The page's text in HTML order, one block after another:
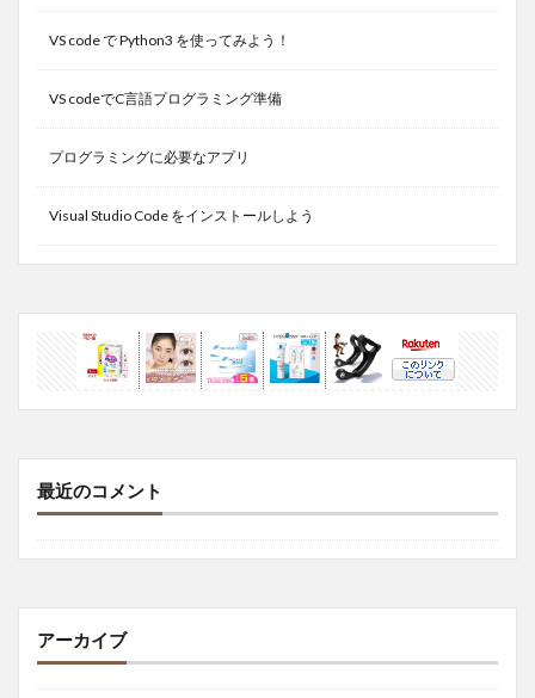
VS code で Python3 を使ってみよう！
VS codeでC言語プログラミング準備
プログラミングに必要なアプリ
Visual Studio Code をインストールしよう
最近のコメント
アーカイブ